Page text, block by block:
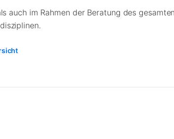
auch im Rahmen der Beratung des